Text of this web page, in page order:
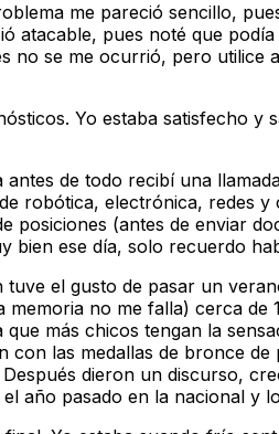
me pareció sencillo,
atacable, pues noté que
no se me ocurrió, pero
Yo estaba satisfecho y
de todo recibí una
robótica, electrónica, redes y
(antes de enviar
bien ese día, solo recuerdo
el gusto de pasar un
no me falla) cerca de
más chicos tengan la
las medallas de bronce
dieron un discurso,
año pasado en la nacional y